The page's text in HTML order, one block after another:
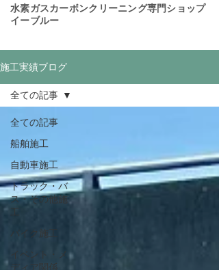
​水素ガスカーボンクリーニング専門ショップ
イーブルー
施工実績ブログ
全ての記事
船舶施工
自動車施工
トラック・バ
ス・その他施
工
バイク施工
イベント・メ
ディア関係
全ての記事